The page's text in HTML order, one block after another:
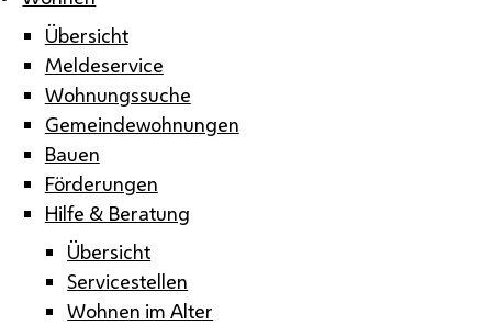
Übersicht
Meldeservice
Wohnungssuche
Gemeindewohnungen
Bauen
Förderungen
Hilfe & Beratung
Übersicht
Servicestellen
Wohnen im Alter